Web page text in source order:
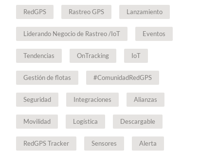
RedGPS Rastreo GPS Lanzamiento
Liderando Negocio de Rastreo /IoT Eventos
Tendencias OnTracking IoT
Gestión de flotas #ComunidadRedGPS
Seguridad Integraciones Alianzas
Movilidad Logística Descargable
RedGPS Tracker Sensores Alerta